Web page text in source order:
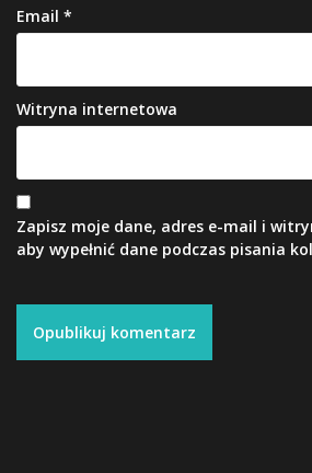
Email *
Witryna internetowa
Zapisz moje dane, adres e-mail i
aby wypełnić dane podczas pisania